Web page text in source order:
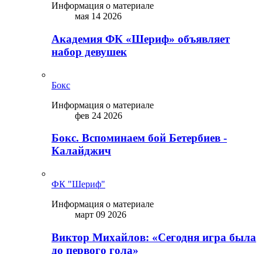
Информация о материале
мая 14 2026
Академия ФК «Шериф» объявляет
набор девушек
Бокс
Информация о материале
фев 24 2026
Бокс. Вспоминаем бой Бетербиев -
Калайджич
ФК "Шериф"
Информация о материале
март 09 2026
Виктор Михайлов: «Сегодня игра была
до первого гола»